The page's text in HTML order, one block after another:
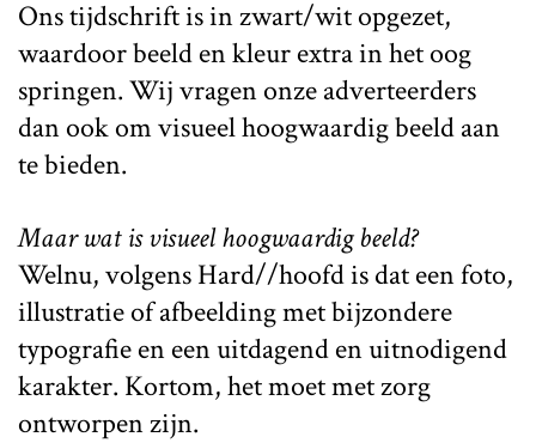
Ons tijdschrift is in zwart/wit opgezet,
waardoor beeld en kleur extra in het oog
springen. Wij vragen onze adverteerders
dan ook om visueel hoogwaardig beeld aan
te bieden.
Maar wat is visueel hoogwaardig beeld?
Welnu, volgens Hard//hoofd is dat een foto,
illustratie of afbeelding met bijzondere
typografie en een uitdagend en uitnodigend
karakter. Kortom, het moet met zorg
ontworpen zijn.